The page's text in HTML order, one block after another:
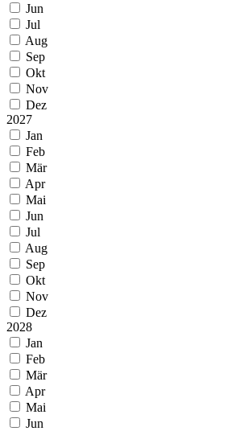
Jun
Jul
Aug
Sep
Okt
Nov
Dez
2027
Jan
Feb
Mär
Apr
Mai
Jun
Jul
Aug
Sep
Okt
Nov
Dez
2028
Jan
Feb
Mär
Apr
Mai
Jun